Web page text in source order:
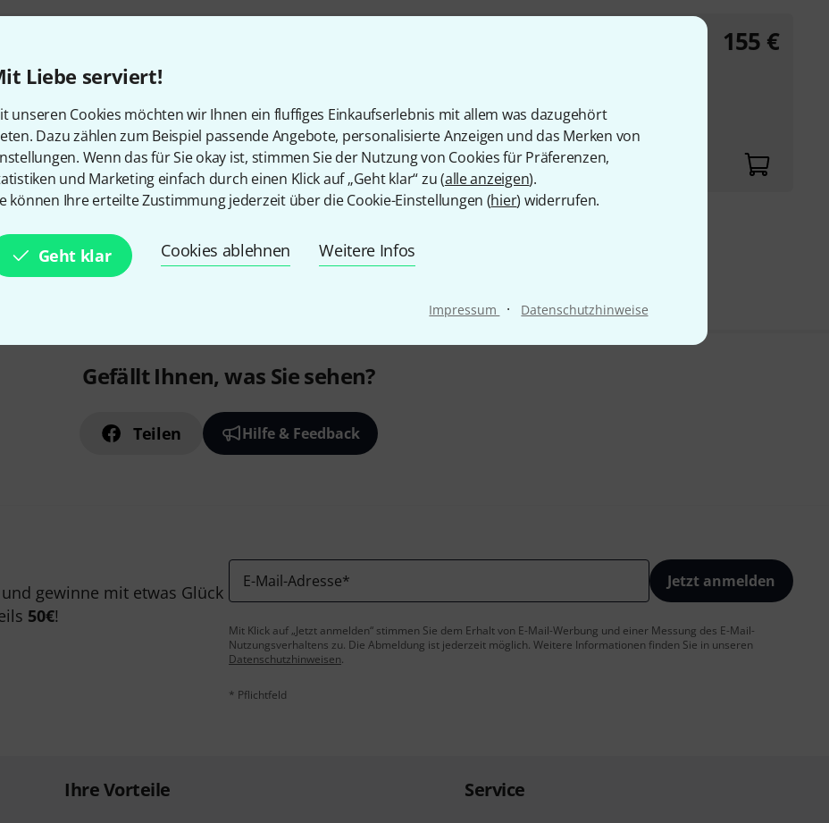
Liebe serviert!
unseren Cookies möchten wir Ihnen ein fluffiges Einkaufserlebnis mit allem was dazugehört
Dazu zählen zum Beispiel passende Angebote, personalisierte Anzeigen und das Merken von
Wenn das für Sie okay ist, stimmen Sie der Nutzung von Cookies für Präferenzen,
und Marketing einfach durch einen Klick auf „Geht klar“ zu (alle anzeigen).
können Ihre erteilte Zustimmung jederzeit über die Cookie-Einstellungen (hier) widerrufen.
Geht klar Cookies ablehnen Weitere Infos
Impressum · Datenschutzhinweise
Stimmung: 442 Hz
Sofort lieferbar
155 €
Alle Preise inkl. MwSt.
Gefällt Ihnen, was Sie sehen?
Teilen Hilfe & Feedback
gewinne mit etwas Glück
50€!
E-Mail-Adresse* Jetzt anmelden
Mit Klick auf „Jetzt anmelden“ stimmen Sie dem Erhalt von E-Mail-Werbung und einer Messung des E-Mail-
Nutzungsverhaltens zu. Die Abmeldung ist jederzeit möglich. Weitere Informationen finden Sie in unseren
Datenschutzhinweisen.
* Pflichtfeld
Ihre Vorteile Service